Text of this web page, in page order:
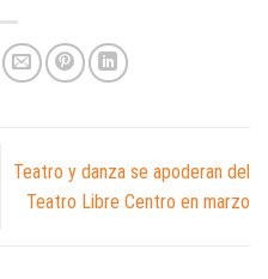
Teatro y danza se apoderan del
Teatro Libre Centro en marzo